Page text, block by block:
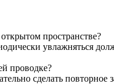
пространстве?
увлажняться
проводке?
сделать повторное